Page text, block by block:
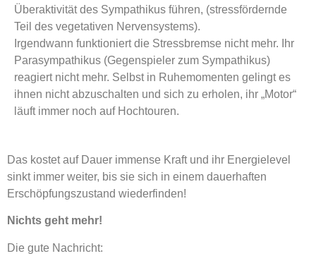
Überaktivität des Sympathikus führen, (stressfördernde
Teil des vegetativen Nervensystems).
Irgendwann funktioniert die Stressbremse nicht mehr. Ihr
Parasympathikus (Gegenspieler zum Sympathikus)
reagiert nicht mehr. Selbst in Ruhemomenten gelingt es
ihnen nicht abzuschalten und sich zu erholen, ihr „Motor“
läuft immer noch auf Hochtouren.
Das kostet auf Dauer immense Kraft und ihr Energielevel
sinkt immer weiter, bis sie sich in einem dauerhaften
Erschöpfungszustand wiederfinden!
Nichts geht mehr!
Die gute Nachricht: